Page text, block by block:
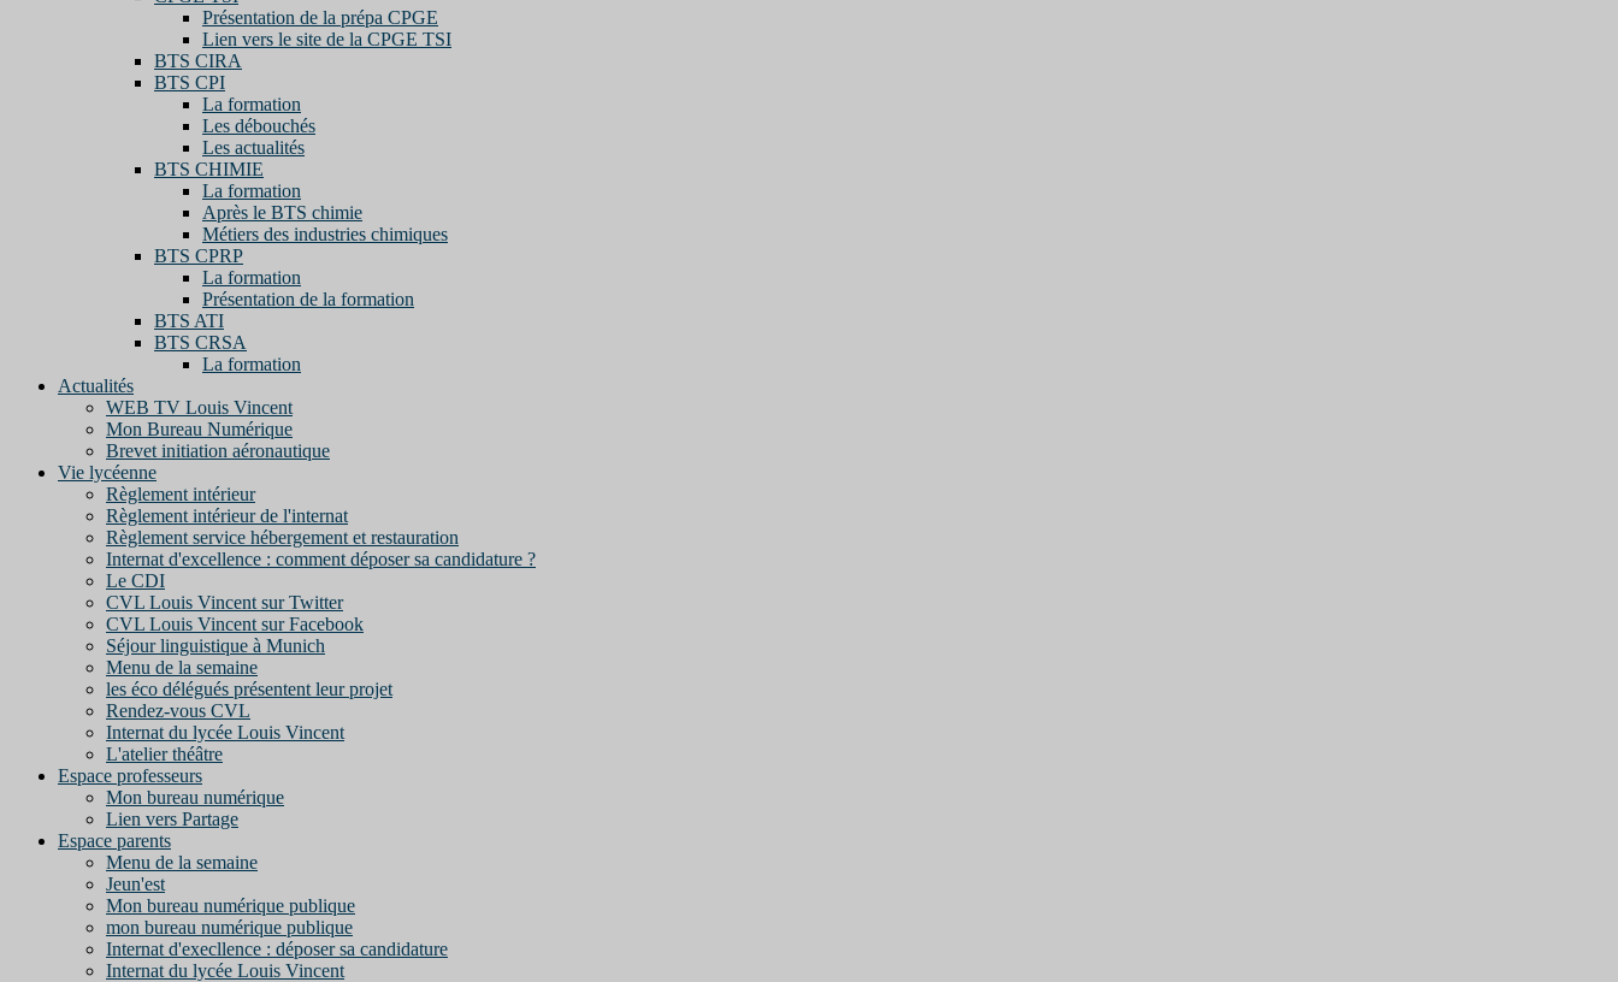
Présentation de la prépa CPGE
Lien vers le site de la CPGE TSI
BTS CIRA
BTS CPI
La formation
Les débouchés
Les actualités
BTS CHIMIE
La formation
Après le BTS chimie
Métiers des industries chimiques
BTS CPRP
La formation
Présentation de la formation
BTS ATI
BTS CRSA
La formation
Actualités
WEB TV Louis Vincent
Mon Bureau Numérique
Brevet initiation aéronautique
Vie lycéenne
Règlement intérieur
Règlement intérieur de l'internat
Règlement service hébergement et restauration
Internat d'excellence : comment déposer sa candidature ?
Le CDI
CVL Louis Vincent sur Twitter
CVL Louis Vincent sur Facebook
Séjour linguistique à Munich
Menu de la semaine
les éco délégués présentent leur projet
Rendez-vous CVL
Internat du lycée Louis Vincent
L'atelier théâtre
Espace professeurs
Mon bureau numérique
Lien vers Partage
Espace parents
Menu de la semaine
Jeun'est
Mon bureau numérique publique
mon bureau numérique publique
Internat d'execllence : déposer sa candidature
Internat du lycée Louis Vincent